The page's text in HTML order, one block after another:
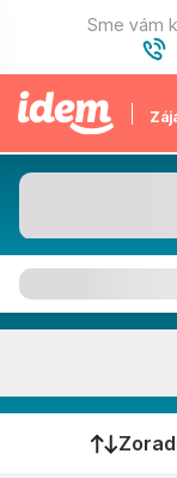
Sme vám
Kedy